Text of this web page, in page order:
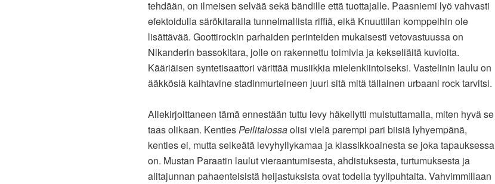
tehdään, on ilmeisen selvää sekä bändille että tuottajalle. Paasniemi lyö vahvasti
efektoidulla särökitaralla tunnelmallista riffiä, eikä Knuuttilan komppeihin ole
lisättävää. Goottirockin parhaiden perinteiden mukaisesti vetovastuussa on
Nikanderin bassokitara, jolle on rakennettu toimivia ja kekseliäitä kuvioita.
Kääriäisen syntetisaattori värittää musiikkia mielenkiintoiseksi. Vastelinin laulu on
ääkkösiä kaihtavine stadinmurteineen juuri sitä mitä tällainen urbaani rock tarvitsi.
Allekirjoittaneen tämä ennestään tuttu levy häkellytti muistuttamalla, miten hyvä se
taas olikaan. KentiesPeilitalossaolisi vielä parempi pari biisiä lyhyempänä,
kenties ei, mutta selkeätä levyhyllykamaa ja klassikkoainesta se joka tapauksessa
on. Mustan Paraatin laulut vieraantumisesta, ahdistuksesta, turtumuksesta ja
alitajunnan pahaenteisistä heijastuksista ovat todella tyylipuhtaita. Vahvimmillaan